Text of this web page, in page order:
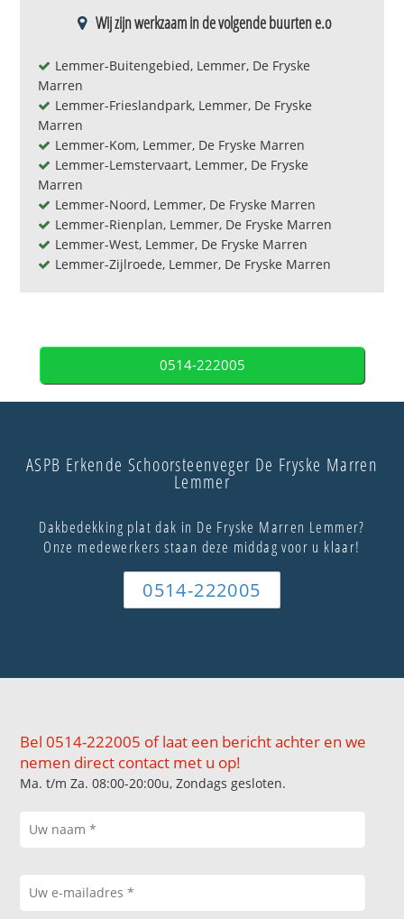
Wij zijn werkzaam in de volgende buurten e.o
Lemmer-Buitengebied, Lemmer, De Fryske
Marren
Lemmer-Frieslandpark, Lemmer, De Fryske
Marren
Lemmer-Kom, Lemmer, De Fryske Marren
Lemmer-Lemstervaart, Lemmer, De Fryske
Marren
Lemmer-Noord, Lemmer, De Fryske Marren
Lemmer-Rienplan, Lemmer, De Fryske Marren
Lemmer-West, Lemmer, De Fryske Marren
Lemmer-Zijlroede, Lemmer, De Fryske Marren
0514-222005
ASPB Erkende Schoorsteenveger De Fryske Marren
Lemmer
Dakbedekking plat dak in De Fryske Marren Lemmer?
Onze medewerkers staan deze middag voor u klaar!
0514-222005
Bel 0514-222005 of laat een bericht achter en we
nemen direct contact met u op!
Ma. t/m Za. 08:00-20:00u, Zondags gesloten.